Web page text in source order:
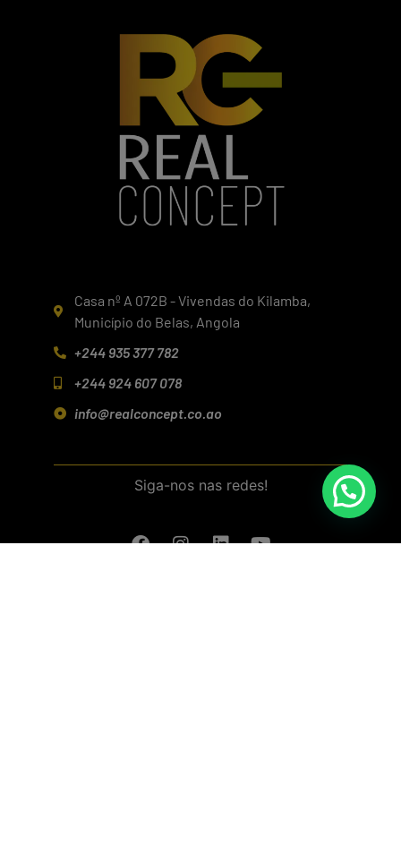
Casa nº A 072B - Vivendas do Kilamba,
Município do Belas, Angola
+244 935 377 782
+244 924 607 078
info@realconcept.co.ao
Siga-nos nas redes!